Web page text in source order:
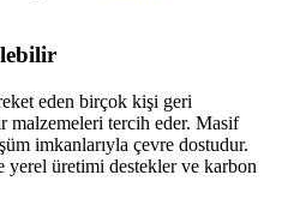
eden birçok kişi geri
malzemeleri tercih eder. Masif
imkanlarıyla çevre dostudur.
üretimi destekler ve karbon